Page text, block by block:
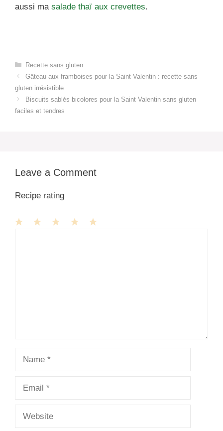
aussi ma salade thaï aux crevettes.
Categories
Recette sans gluten
Gâteau aux framboises pour la Saint-Valentin : recette sans
gluten irrésistible
Biscuits sablés bicolores pour la Saint Valentin sans gluten
faciles et tendres
Leave a Comment
Recipe rating